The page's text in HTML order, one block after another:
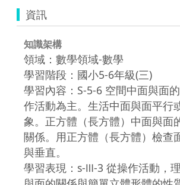
資訊
知識架構
領域：數學領域-數學
學習階段：國小5-6年級(三)
學習內容：S-5-6 空間中面與面
作活動為主。生活中面與面平行
象。正方體（長方體）中面與面
關係。用正方體（長方體）檢查
與垂直。
學習表現：s-Ⅲ-3 從操作活動，